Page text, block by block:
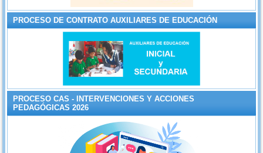
PROCESO DE CONTRATO AUXILIARES DE EDUCACIÓN
PROCESO CAS - INTERVENCIONES Y ACCIONES
PEDAGÓGICAS 2026